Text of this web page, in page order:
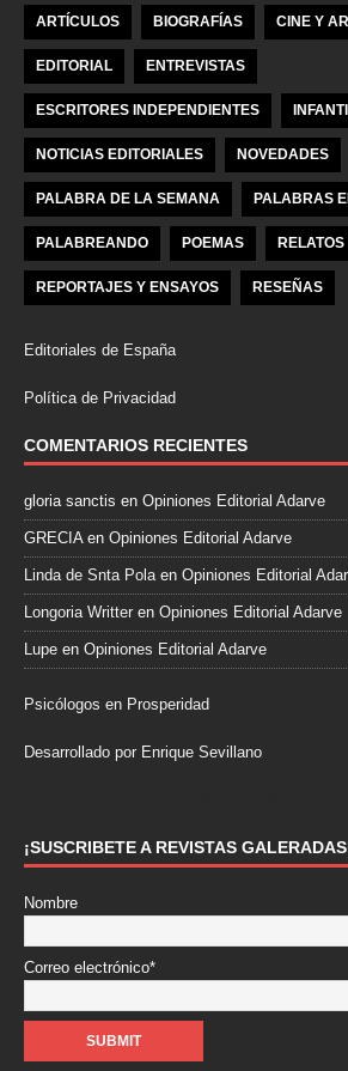
ARTÍCULOS BIOGRAFÍAS CINE Y
EDITORIAL ENTREVISTAS
ESCRITORES INDEPENDIENTES
NOTICIAS EDITORIALES NOVEDADES
PALABRA DE LA SEMANA PALABRAS
PALABREANDO POEMAS
REPORTAJES Y ENSAYOS RESEÑAS
Editoriales de España
Política de Privacidad
COMENTARIOS RECIENTES
gloria sanctis en Opiniones Editorial Adarve
GRECIAen Opiniones Editorial Adarve
Linda de Snta Polaen Opiniones Editorial
Longoria Writter en Opiniones Editorial Adarve
Lupe en Opiniones Editorial Adarve
Psicólogos en Prosperidad
Desarrollado por Enrique Sevillano
¡SUSCRIBETE A REVISTAS
Nombre
Correo electrónico*